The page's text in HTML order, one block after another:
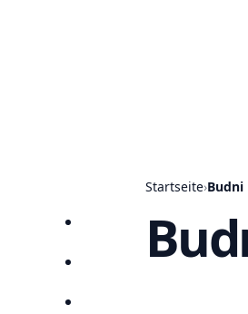
Startseite
Startseite›Budni